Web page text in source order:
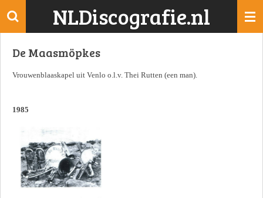
Ga
de
NLDiscografie.nl
De Maasmöpkes
Vrouwenblaaskapel uit Venlo o.l.v. Thei Rutten (een man).
1985